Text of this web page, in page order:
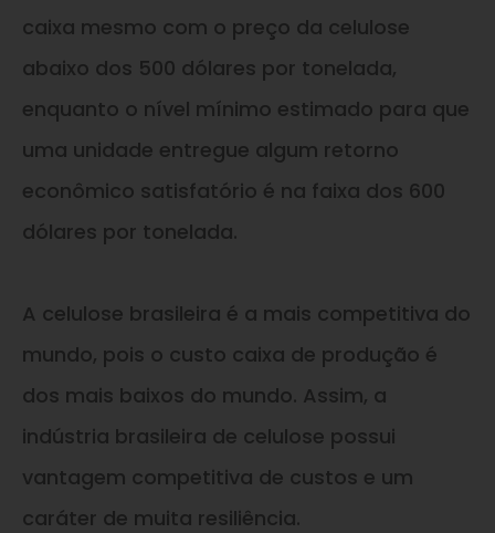
caixa mesmo com o preço da celulose
abaixo dos 500 dólares por tonelada,
enquanto o nível mínimo estimado para que
uma unidade entregue algum retorno
econômico satisfatório é na faixa dos 600
dólares por tonelada.
A celulose brasileira é a mais competitiva do
mundo, pois o custo caixa de produção é
dos mais baixos do mundo. Assim, a
indústria brasileira de celulose possui
vantagem competitiva de custos e um
caráter de muita resiliência.